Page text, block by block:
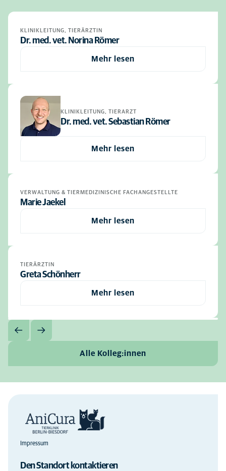
KLINIKLEITUNG, TIERÄRZTIN
Dr. med. vet. Norina Römer
Mehr lesen
KLINIKLEITUNG, TIERARZT
Dr. med. vet. Sebastian Römer
Mehr lesen
VERWALTUNG & TIERMEDIZINISCHE FACHANGESTELLTE
Marie Jaekel
Mehr lesen
TIERÄRZTIN
Greta Schönherr
Mehr lesen
Alle Kolleg:innen
Impressum
Den Standort kontaktieren